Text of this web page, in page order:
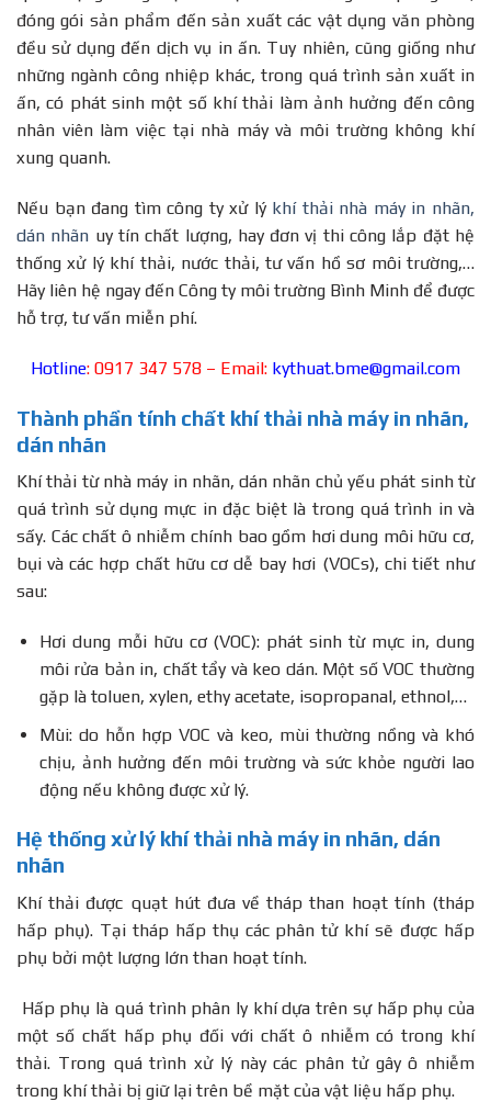
đóng gói sản phẩm đến sản xuất các vật dụng văn phòng
đều sử dụng đến dịch vụ in ấn. Tuy nhiên, cũng giống như
những ngành công nhiệp khác, trong quá trình sản xuất in
ấn, có phát sinh một số khí thải làm ảnh hưởng đến công
nhân viên làm việc tại nhà máy và môi trường không khí
xung quanh.
Nếu bạn đang tìm công ty xử lý khí thải nhà máy in nhãn,
dán nhãn uy tín chất lượng, hay đơn vị thi công lắp đặt hệ
thống xử lý khí thải, nước thải, tư vấn hồ sơ môi trường,…
Hãy liên hệ ngay đến Công ty môi trường Bình Minh để được
hỗ trợ, tư vấn miễn phí.
Hotline: 0917 347 578 – Email: kythuat.bme@gmail.com
Thành phần tính chất khí thải nhà máy in nhãn,
dán nhãn
Khí thải từ nhà máy in nhãn, dán nhãn chủ yếu phát sinh từ
quá trình sử dụng mực in đặc biệt là trong quá trình in và
sấy. Các chất ô nhiễm chính bao gồm hơi dung môi hữu cơ,
bụi và các hợp chất hữu cơ dễ bay hơi (VOCs), chi tiết như
sau:
Hơi dung mỗi hữu cơ (VOC): phát sinh từ mực in, dung
môi rửa bản in, chất tẩy và keo dán. Một số VOC thường
gặp là toluen, xylen, ethy acetate, isopropanal, ethnol,…
Mùi: do hỗn hợp VOC và keo, mùi thường nồng và khó
chịu, ảnh hưởng đến môi trường và sức khỏe người lao
động nếu không được xử lý.
Hệ thống xử lý khí thải nhà máy in nhãn, dán
nhãn
Khí thải được quạt hút đưa về tháp than hoạt tính (tháp
hấp phụ). Tại tháp hấp thụ các phân tử khí sẽ được hấp
phụ bởi một lượng lớn than hoạt tính.
Hấp phụ là quá trình phân ly khí dựa trên sự hấp phụ của
một số chất hấp phụ đối với chất ô nhiễm có trong khí
thải. Trong quá trình xử lý này các phân tử gây ô nhiễm
trong khí thải bị giữ lại trên bề mặt của vật liệu hấp phụ.